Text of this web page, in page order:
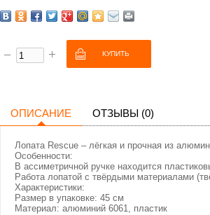
ОПИСАНИЕ ОТЗЫВЫ (0)
Лопата Rescue – лёгкая и прочная из
Особенности:
В ассиметричной ручке находится
Работа лопатой с твёрдыми материалами
Характеристики:
Размер в упаковке: 45 см
Материал: алюминий 6061, пластик